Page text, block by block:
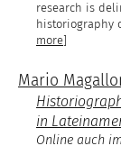
research is
historiography
more]
Mario
in
Online auch im